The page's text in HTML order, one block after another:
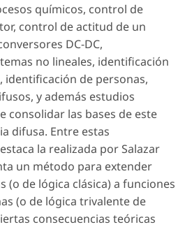
químicos, control de
control de actitud de un
DC-DC,
no lineales, identificación
identificación de personas,
y además estudios
consolidar las bases de este
difusa. Entre estas
la realizada por Salazar
un método para extender
(o de lógica clásica) a funciones
(o de lógica trivalente de
consecuencias teóricas